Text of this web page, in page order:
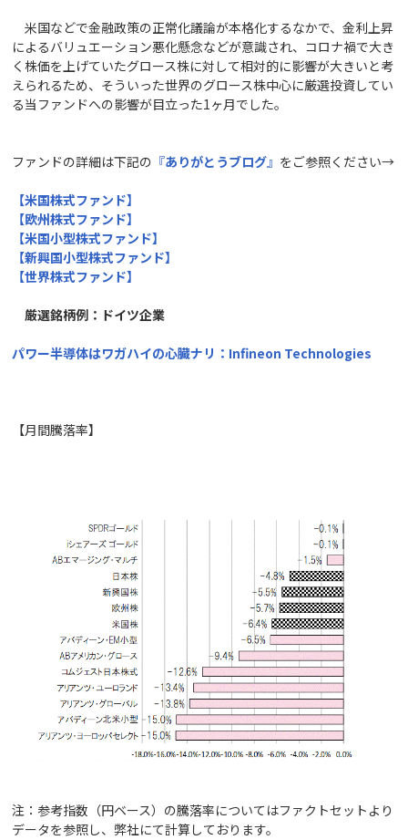
米国などで金融政策の正常化議論が本格化するなかで、金利上昇
によるバリュエーション悪化懸念などが意識され、コロナ禍で大き
く株価を上げていたグロース株に対して相対的に影響が大きいと考
えられるため、そういった世界のグロース株中心に厳選投資してい
る当ファンドへの影響が目立った1ヶ月でした。
ファンドの詳細は下記の 『ありがとうブログ』 をご参照ください→
【米国株式ファンド】
【欧州株式ファンド】
【米国小型株式ファンド】
【新興国小型株式ファンド】
【世界株式ファンド】
厳選銘柄例：ドイツ企業
パワー半導体はワガハイの心臓ナリ：Infineon Technologies
【月間騰落率】
注：参考指数（円ベース）の騰落率についてはファクトセットより
データを参照し、弊社にて計算しております。